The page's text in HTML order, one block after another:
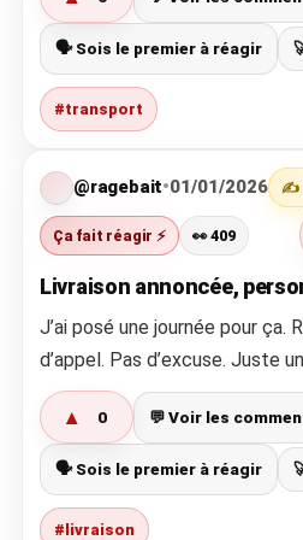
🗣️ Sois le premier à réagir
#transport
@ragebait•01/01/2026 ✍️
Ça fait réagir ⚡ 👀 409
Livraison annoncée,
J’ai posé une journée pour ça.
d’appel. Pas d’excuse. Juste
▲ 0 💬 Voir les
🗣️ Sois le premier à réagir
#livraison